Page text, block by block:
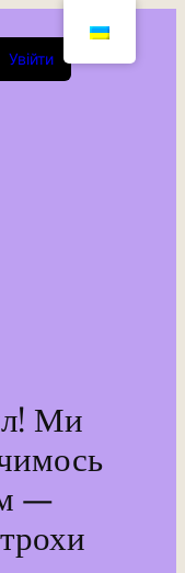
Увійти
Ми
—